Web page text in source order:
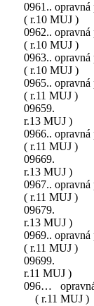
0961..
( r.10 MUJ )
0962..
( r.10 MUJ )
0963..
( r.10 MUJ )
0965..
( r.11 MUJ )
09659.
r.13 MUJ )
0966..
( r.11 MUJ )
09669.
r.13 MUJ )
0967..
( r.11 MUJ )
09679.
r.13 MUJ )
0969..
( r.11 MUJ )
09699.
r.11 MUJ )
096…
( r.11 MUJ )